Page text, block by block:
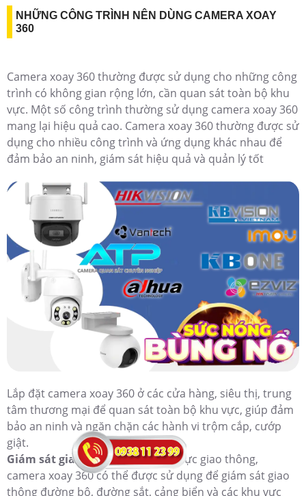
NHỮNG CÔNG TRÌNH NÊN DÙNG CAMERA XOAY
360
Camera xoay 360 thường được sử dụng cho những công
trình có không gian rộng lớn, cần quan sát toàn bộ khu
vực. Một số công trình thường sử dụng camera xoay 360
mang lại hiệu quả cao. Camera xoay 360 thường được sử
dụng cho nhiều công trình và ứng dụng khác nhau để
đảm bảo an ninh, giám sát hiệu quả và quản lý tốt
Lắp đặt camera xoay 360 ở các cửa hàng, siêu thị, trung
tâm thương mại để quan sát toàn bộ khu vực, giúp đảm
bảo an ninh và ngăn chặn các hành vi trộm cắp, cướp
giật.
Giám sát giao thông:Trong lĩnh vực giao thông,
camera xoay 360 có thể được sử dụng để giám sát giao
thông đường bộ, đường sắt, cảng biển và các khu vực